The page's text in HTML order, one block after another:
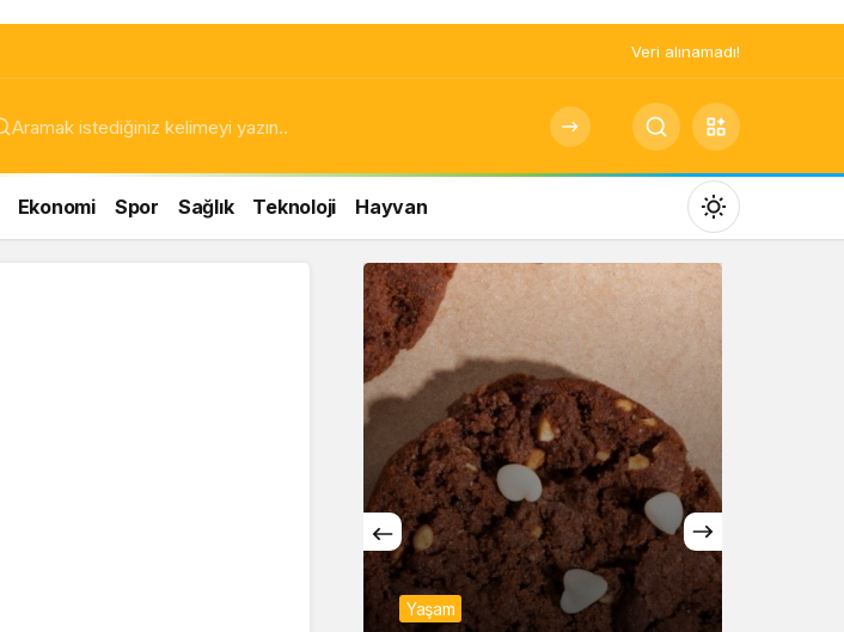
Veri alınamadı!
Ekonomi Spor Sağlık Teknoloji Hayvan
Mod
değiştir
Gündüz Modu
Gündüz modunu seçin.
Gece Modu
Gece modunu seçin.
Sistem Modu
Sistem modunu seçin.
Yaşam